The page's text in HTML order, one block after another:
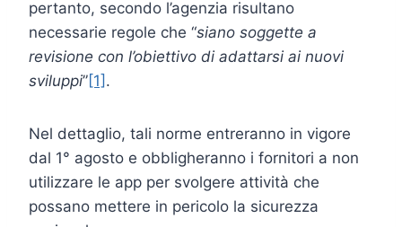
pertanto, secondo l’agenzia risultano
necessarie regole che “siano soggette a
revisione con l’obiettivo di adattarsi ai nuovi
sviluppi”[1] .
Nel dettaglio, tali norme entreranno in vigore
dal 1° agosto e obbligheranno i fornitori a non
utilizzare le app per svolgere attività che
possano mettere in pericolo la sicurezza